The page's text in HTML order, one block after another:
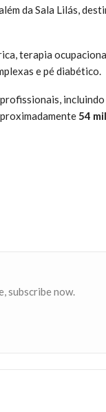
da Sala Lilás,
terapia
e pé diabético.
54
subscribe now.